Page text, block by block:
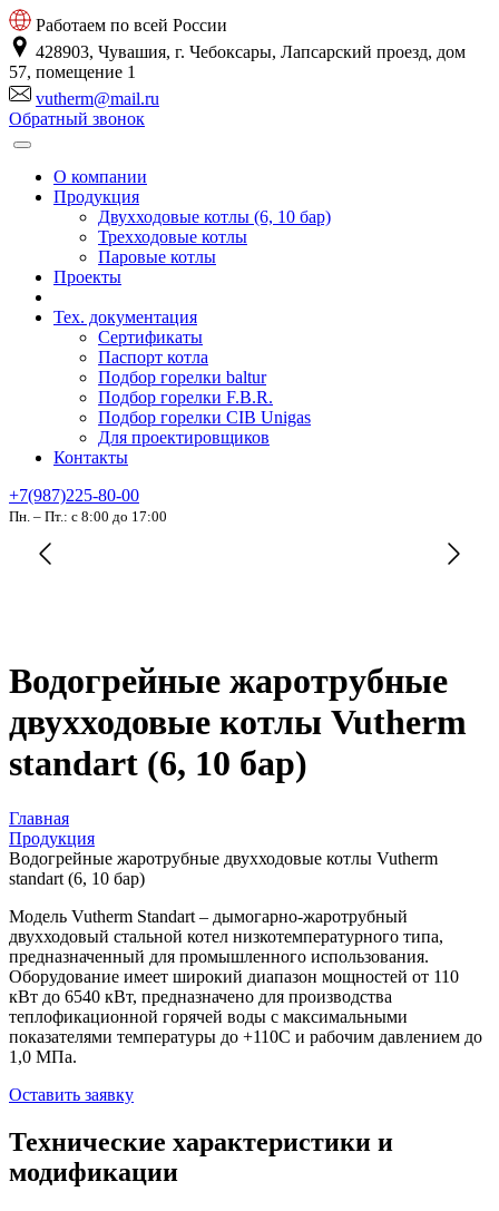
Работаем по всей России
428903, Чувашия, г. Чебоксары, Лапсарский проезд, дом
57, помещение 1
vutherm@mail.ru
Обратный звонок
О компании
Продукция
Двухходовые котлы (6, 10 бар)
Трехходовые котлы
Паровые котлы
Проекты
Тех. документация
Сертификаты
Паспорт котла
Подбор горелки baltur
Подбор горелки F.B.R.
Подбор горелки CIB Unigas
Для проектировщиков
Контакты
+7(987)225-80-00
Пн. – Пт.: с 8:00 до 17:00
Водогрейные жаротрубные
двухходовые котлы Vutherm
standart (6, 10 бар)
Главная
Продукция
Водогрейные жаротрубные двухходовые котлы Vutherm
standart (6, 10 бар)
Модель Vutherm Standart – дымогарно-жаротрубный
двухходовый стальной котел низкотемпературного типа,
предназначенный для промышленного использования.
Оборудование имеет широкий диапазон мощностей от 110
кВт до 6540 кВт, предназначено для производства
теплофикационной горячей воды с максимальными
показателями температуры до +110С и рабочим давлением до
1,0 МПа.
Оставить заявку
Технические характеристики и
модификации